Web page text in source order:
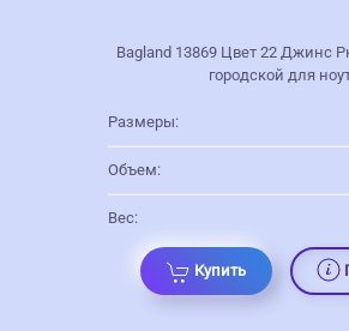
Bagland 13869 Цвет 22 Джинс
городской для
Размеры:
Объем:
Вес:
Купить